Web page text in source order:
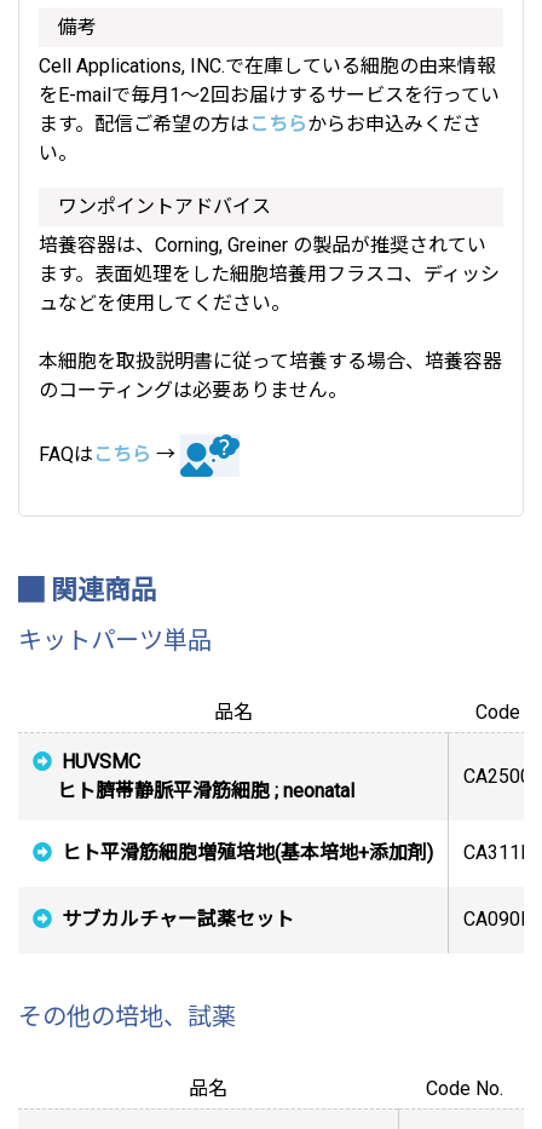
備考
Cell Applications, INC.で在庫している細胞の由来情報
をE-mailで毎月1～2回お届けするサービスを行ってい
ます。配信ご希望の方は こちらからお申込みくださ
い。
ワンポイントアドバイス
培養容器は、Corning, Greiner の製品が推奨されてい
ます。表面処理をした細胞培養用フラスコ、ディッシ
ュなどを使用してください。
本細胞を取扱説明書に従って培養する場合、培養容器
のコーティングは必要ありません。
FAQは こちら →
関連商品
キットパーツ単品
品名 Code
HUVSMC
ヒト臍帯静脈平滑筋細胞 ; neonatal
ヒト平滑筋細胞増殖培地(基本培地+添加剤)
サブカルチャー試薬セット CA090K
その他の培地、試薬
品名 Code No.